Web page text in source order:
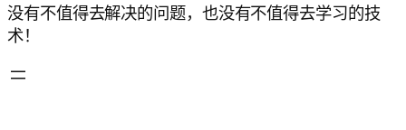
没有不值得去解决的问题，也没有不值得去学习的技
术！